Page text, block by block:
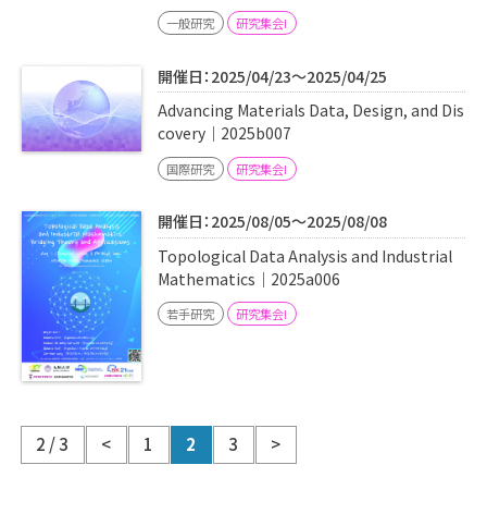
一般研究 研究集会I
開催日：2025/04/23～2025/04/25
Advancing Materials Data, Design, and Dis
covery｜2025b007
国際研究 研究集会I
開催日：2025/08/05～2025/08/08
Topological Data Analysis and Industrial
Mathematics｜2025a006
若手研究 研究集会I
2 / 3 < 1 2 3 >